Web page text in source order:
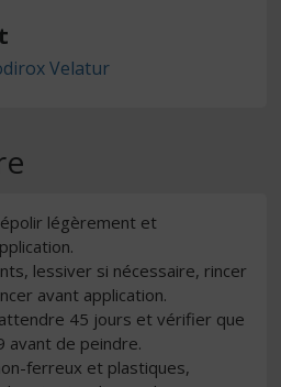
Velatur
légèrement et
lessiver si nécessaire, rincer
avant application.
45 jours et vérifier que
avant de peindre.
ferreux et plastiques,